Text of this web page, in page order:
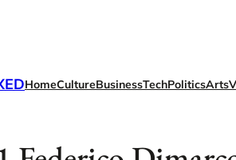
HomeCultureBusinessTechPoliticsArts